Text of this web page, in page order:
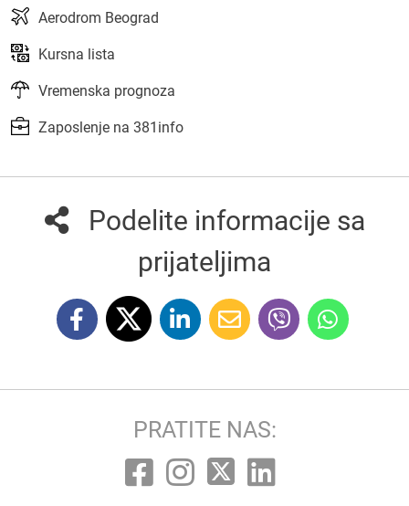
Aerodrom Beograd
Kursna lista
Vremenska prognoza
Zaposlenje na 381info
Podelite informacije sa
prijateljima
PRATITE NAS: